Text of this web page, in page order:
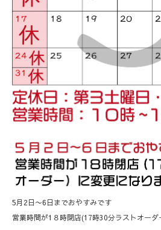
5月2日〜6日までおやすみです
営業時間が1８時閉店(17時30分ラストオー